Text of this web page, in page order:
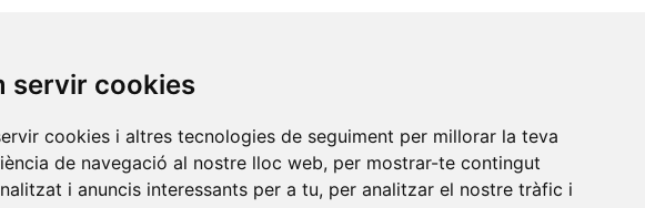
servir cookies
cookies i altres tecnologies de seguiment per millorar la teva
de navegació al nostre lloc web, per mostrar-te contingut
i anuncis interessants per a tu, per analitzar el nostre tràfic i